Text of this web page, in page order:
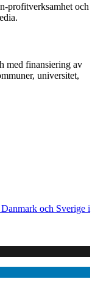
profitverksamhet och
med finansiering av
universitet,
och Sverige i